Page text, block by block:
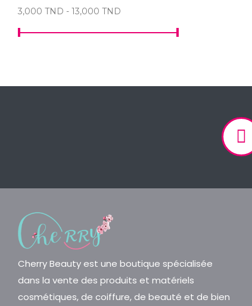
3,000 TND - 13,000 TND
Cherry Beauty est une boutique spécialisée
dans la vente des produits et matériels
cosmétiques, de coiffure, de beauté et de bien